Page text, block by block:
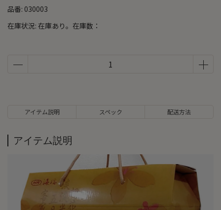
品番: 030003
在庫状況: 在庫あり。在庫数：
アイテム説明 スペック 配送方法
アイテム説明